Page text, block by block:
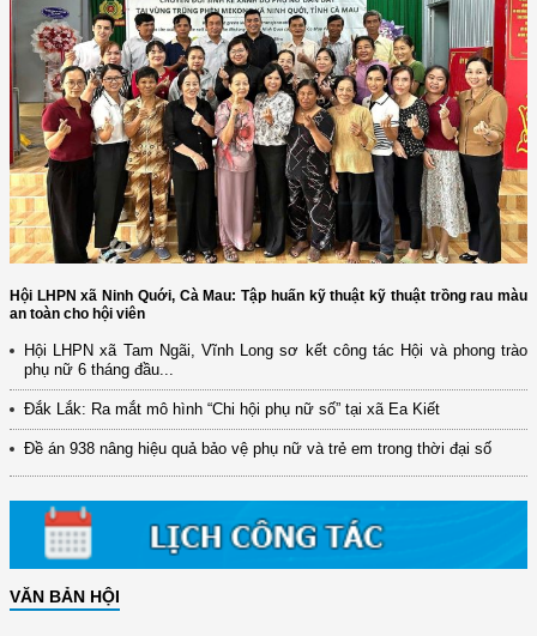
Hội LHPN xã Ninh Quới, Cà Mau: Tập huấn kỹ thuật kỹ thuật trồng rau màu
an toàn cho hội viên
Hội LHPN xã Tam Ngãi, Vĩnh Long sơ kết công tác Hội và phong trào
phụ nữ 6 tháng đầu...
Đắk Lắk: Ra mắt mô hình “Chi hội phụ nữ số” tại xã Ea Kiết
Đề án 938 nâng hiệu quả bảo vệ phụ nữ và trẻ em trong thời đại số
VĂN BẢN HỘI